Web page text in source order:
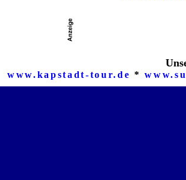
www.kapstadt-tour.de *